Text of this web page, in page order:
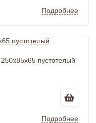
Подробнее
пустотелый
Подробнее